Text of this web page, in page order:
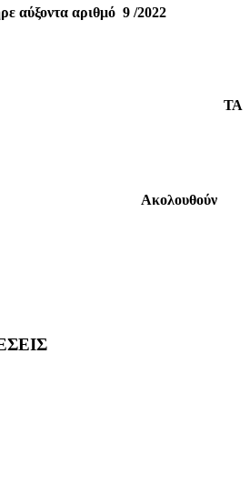
αύξοντα αριθμό 9 /2022
ΤΑ
Ακολουθούν